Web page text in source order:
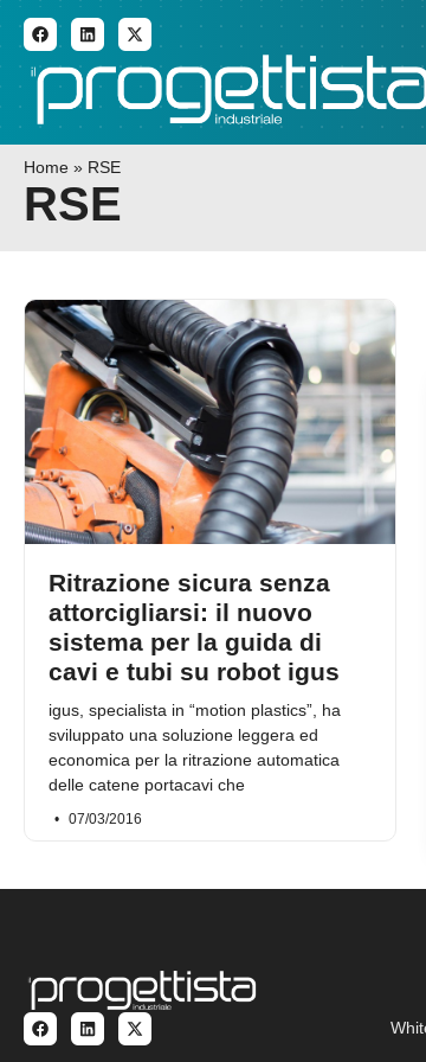
ADDITIVE
Home » RSE
RSE
Ritrazione sicura senza
attorcigliarsi: il nuovo
sistema per la guida di
cavi e tubi su robot igus
igus, specialista in “motion plastics”, ha
sviluppato una soluzione leggera ed
economica per la ritrazione automatica
delle catene portacavi che
07/03/2016